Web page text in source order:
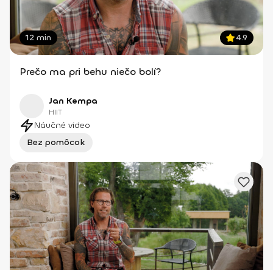
12 min 4.9
Prečo ma pri behu niečo bolí?
Jan Kempa
HIIT
Náučné video
Bez pomôcok